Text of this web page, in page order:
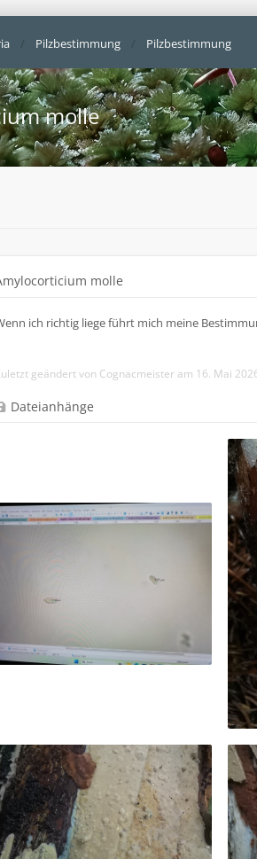
Pilzbestimmung Pilzbestimmung
molle
molle
ich richtig liege führt mich meine
geändert von Cognacmeister am 16. Mai
Dateianhänge